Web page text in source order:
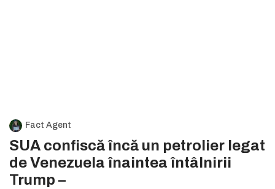
Fact Agent
SUA confiscă încă un petrolier legat
de Venezuela înaintea întâlnirii
Trump –